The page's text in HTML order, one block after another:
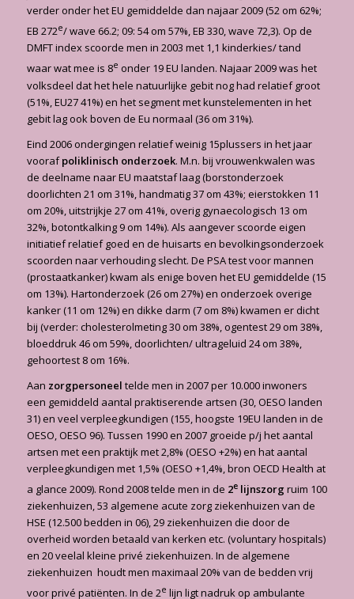
verder onder het EU gemiddelde dan najaar 2009 (52 om 62%;
EB 272e/ wave 66.2; 09: 54 om 57%, EB 330, wave 72,3). Op de
DMFT index scoorde men in 2003 met 1,1 kinderkies/ tand
waar wat mee is 8e onder 19 EU landen. Najaar 2009 was het
volksdeel dat het hele natuurlijke gebit nog had relatief groot
(51%, EU27 41%) en het segment met kunstelementen in het
gebit lag ook boven de Eu normaal (36 om 31%).
Eind 2006 ondergingen relatief weinig 15plussers in het jaar
voorafpoliklinisch onderzoek. M.n. bij vrouwenkwalen was
de deelname naar EU maatstaf laag (borstonderzoek
doorlichten 21 om 31%, handmatig 37 om 43%; eierstokken 11
om 20%, uitstrijkje 27 om 41%, overig gynaecologisch 13 om
32%, botontkalking 9 om 14%). Als aangever scoorde eigen
initiatief relatief goed en de huisarts en bevolkingsonderzoek
scoorden naar verhouding slecht. De PSA test voor mannen
(prostaatkanker) kwam als enige boven het EU gemiddelde (15
om 13%). Hartonderzoek (26 om 27%) en onderzoek overige
kanker (11 om 12%) en dikke darm (7 om 8%) kwamen er dicht
bij (verder: cholesterolmeting 30 om 38%, ogentest 29 om 38%,
bloeddruk 46 om 59%, doorlichten/ ultrageluid 24 om 38%,
gehoortest 8 om 16%.
Aan zorgpersoneel telde men in 2007 per 10.000 inwoners
een gemiddeld aantal praktiserende artsen (30, OESO landen
31) en veel verpleegkundigen (155, hoogste 19EU landen in de
OESO, OESO 96). Tussen 1990 en 2007 groeide p/j het aantal
artsen met een praktijk met 2,8% (OESO +2%) en hat aantal
verpleegkundigen met 1,5% (OESO +1,4%, bron OECD Health at
a glance 2009). Rond 2008 telde men in de 2elijnszorg ruim 100
ziekenhuizen, 53 algemene acute zorg ziekenhuizen van de
HSE (12.500 bedden in 06), 29 ziekenhuizen die door de
overheid worden betaald van kerken etc. (voluntary hospitals)
en 20 veelal kleine privé ziekenhuizen. In de algemene
ziekenhuizen houdt men maximaal 20% van de bedden vrij
voor privé patiënten. In de 2e lijn ligt nadruk op ambulante